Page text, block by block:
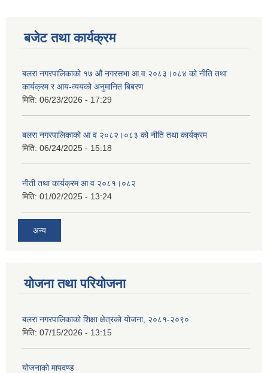
बजेट तथा कार्यक्रम
बलरा नगरपालिकाको १७ औं नगरसभा आ.व.२०८३।०८४ को नीति तथा
कार्यक्रम र आय-व्ययको अनुमानित बिबरण
मिति: 06/23/2026 - 17:29
बलरा नगरपालिकाको आ व २०८२।०८३ को नीति तथा कार्यक्रम
मिति: 06/24/2025 - 15:18
नीती तथा कार्यक्रम आ व २०८१।०८२
मिति: 01/02/2025 - 13:24
अन्य
योजना तथा परियोजना
बलरा नगरपालिकाको शिक्षा क्षेत्रको योजना, २०८१-२०९०
मिति: 07/15/2026 - 13:15
योजनाकाे मापदण्ड